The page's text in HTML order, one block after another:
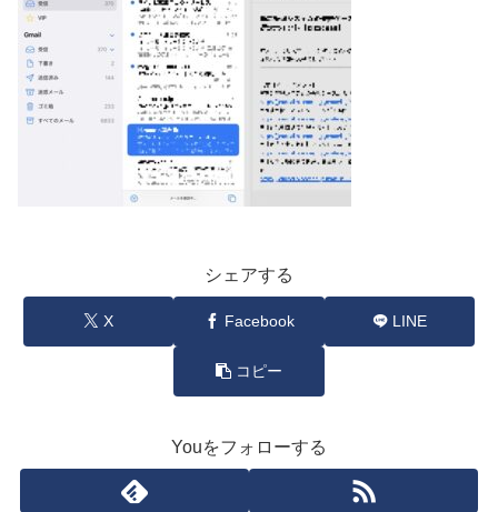
シェアする
X Facebook LINE
コピー
Youをフォローする